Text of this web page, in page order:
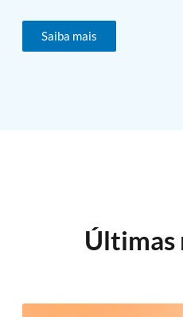
Saiba mais
Últimas